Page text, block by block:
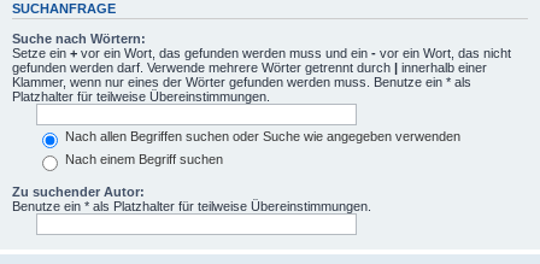
SUCHANFRAGE
Suche nach Wörtern:
Setze ein + vor ein Wort, das gefunden werden muss und ein - vor ein Wort, das nicht
gefunden werden darf. Verwende mehrere Wörter getrennt durch | innerhalb einer
Klammer, wenn nur eines der Wörter gefunden werden muss. Benutze ein * als
Platzhalter für teilweise Übereinstimmungen.
Nach allen Begriffen suchen oder Suche wie angegeben verwenden
Nach einem Begriff suchen
Zu suchender Autor:
Benutze ein * als Platzhalter für teilweise Übereinstimmungen.